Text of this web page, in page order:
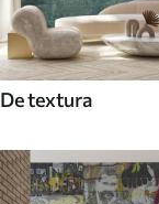
De textura